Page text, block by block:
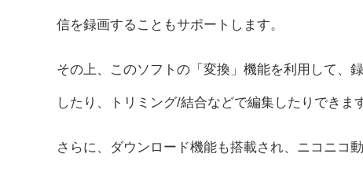
信を録画することもサポートします。
その上、このソフトの「変換」機能を利用して、
したり、トリミング/結合などで編集したりできま
さらに、ダウンロード機能も搭載され、ニコニコ